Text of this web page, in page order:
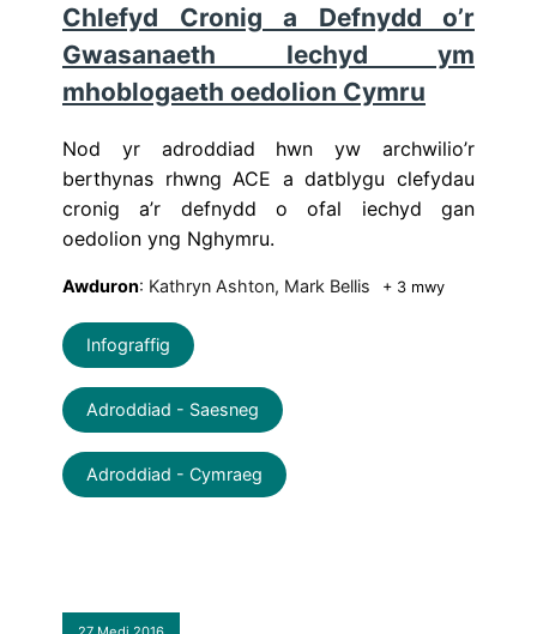
Chlefyd Cronig a Defnydd o’r
Gwasanaeth Iechyd ym
mhoblogaeth oedolion Cymru
Nod yr adroddiad hwn yw archwilio’r
berthynas rhwng ACE a datblygu clefydau
cronig a’r defnydd o ofal iechyd gan
oedolion yng Nghymru.
Awduron: Kathryn Ashton, Mark Bellis + 3 mwy
Infograffig
Adroddiad - Saesneg
Adroddiad - Cymraeg